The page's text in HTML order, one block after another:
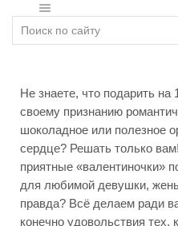
Не знаете, что подарить
своему признанию
шоколадное или полезное
сердце? Решать только
приятные «валентиночки»
для любимой девушки,
правда? Всё делаем ради
конечно удовольствия тех,